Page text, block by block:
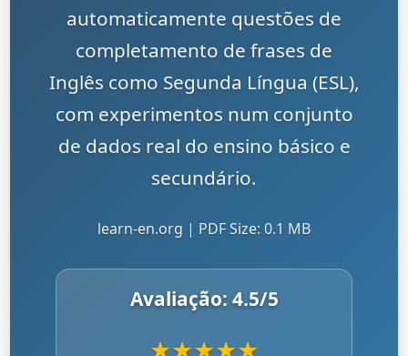
automaticamente questões de
completamento de frases de
Inglês como Segunda Língua (ESL),
com experimentos num conjunto
de dados real do ensino básico e
secundário.
learn-en.org | PDF Size: 0.1 MB
Avaliação: 4.5/5
★★★★★